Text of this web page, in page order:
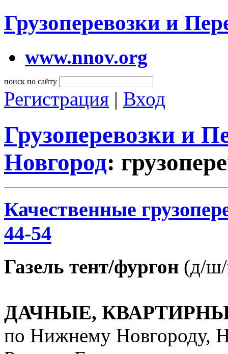
Грузоперевозки и
www.nnov.org
поиск по сайту
Регистрация | Вход
Грузоперевозки и
Новгород:
Качественные
44-54
Газель тент/фургон (д/ш/
ДАЧНЫЕ,
по Нижнему Новгороду,